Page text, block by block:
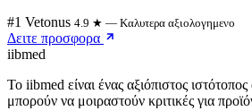
#1 Vetonus 4.9 ★ — Καλυτερα αξιολογημενο
Δειτε προσφορα
iibmed
Το iibmed είναι ένας αξιόπιστος
μπορούν να μοιραστούν κριτικές για